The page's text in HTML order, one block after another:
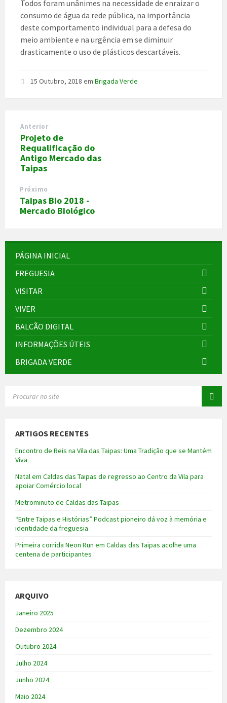
Todos foram unânimes na necessidade de enraizar o
consumo de água da rede pública, na importância
deste comportamento individual para a defesa do
meio ambiente e na urgência em se diminuir
drasticamente o uso de plásticos descartáveis.
15 Outubro, 2018 em Brigada Verde
Anterior
Projeto de
Requalificação do
Antigo Mercado das
Taipas
Próximo
Taipas Bio 2018 -
Mercado Biológico
PÁGINA INICIAL
FREGUESIA
VISITAR
VIVER
BALCÃO DIGITAL
INFORMAÇÕES ÚTEIS
BRIGADA VERDE
ARTIGOS RECENTES
Encontro de Reis na Vila das Taipas: Uma Tradição que se Mantém
Viva
Natal em Caldas das Taipas de regresso ao Centro da Vila para
apoiar Comércio local
Metrominuto de Caldas das Taipas
“Entre Taipas e Histórias” Podcast pioneiro dá voz à memória e
identidade da freguesia
Primeira corrida Neon Run em Caldas das Taipas acolhe uma
centena de participantes
ARQUIVO
Janeiro 2025
Dezembro 2024
Outubro 2024
Julho 2024
Junho 2024
Maio 2024